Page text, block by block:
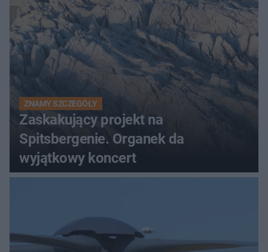
ZNAMY SZCZEGÓŁY
Zaskakujący projekt na
Spitsbergenie. Organek da
wyjątkowy koncert